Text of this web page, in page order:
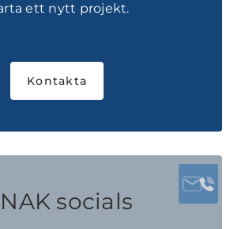
ett nytt projekt.
Kontakta
socials